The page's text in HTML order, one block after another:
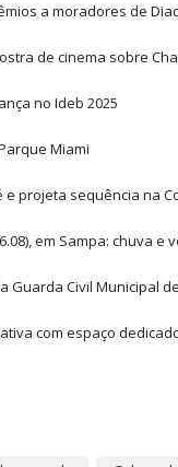
a moradores de
de cinema sobre
no Ideb 2025
Miami
projeta sequência na
em Sampa: chuva e
Guarda Civil Municipal
com espaço